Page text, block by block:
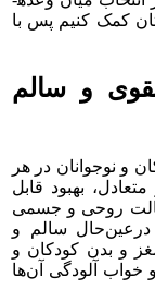
کمک کنیم پس با
و سالم
و نوجوانان در هر
بهبود قابل
روحی و جسمی
سالم و
و بدن کودکان و
خواب آلودگی آن‌ها